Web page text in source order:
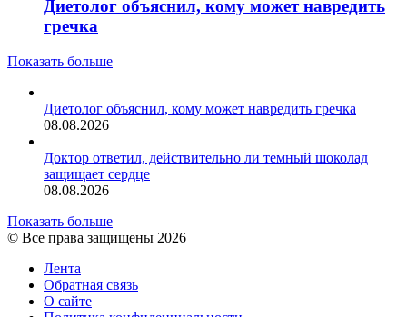
Диетолог объяснил, кому может навредить
гречка
Показать больше
Диетолог объяснил, кому может навредить гречка
08.08.2026
Доктор ответил, действительно ли темный шоколад
защищает сердце
08.08.2026
Показать больше
© Все права защищены 2026
Лента
Обратная связь
О сайте